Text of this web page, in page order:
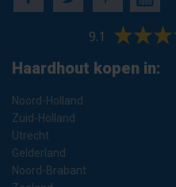
9.1
Haardhout kopen in:
Noord-Holland
Zuid-Holland
Utrecht
Gelderland
Noord-Brabant